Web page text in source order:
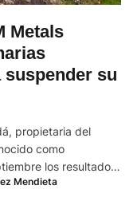
Metals
su
propietaria del
como
los resultados
El anuncio contrasta
que el pasado
Mendieta